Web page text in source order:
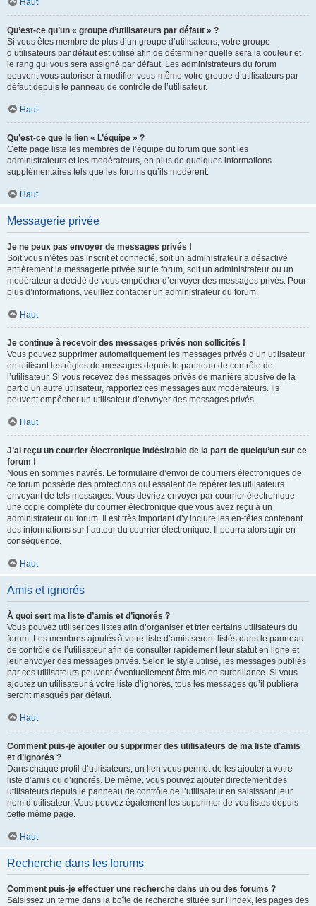
Haut
Qu’est-ce qu’un « groupe d’utilisateurs par défaut » ?
Si vous êtes membre de plus d’un groupe d’utilisateurs, votre groupe
d’utilisateurs par défaut est utilisé afin de déterminer quelle sera la couleur et
le rang qui vous sera assigné par défaut. Les administrateurs du forum
peuvent vous autoriser à modifier vous-même votre groupe d’utilisateurs par
défaut depuis le panneau de contrôle de l’utilisateur.
Haut
Qu’est-ce que le lien « L’équipe » ?
Cette page liste les membres de l’équipe du forum que sont les
administrateurs et les modérateurs, en plus de quelques informations
supplémentaires tels que les forums qu’ils modèrent.
Haut
Messagerie privée
Je ne peux pas envoyer de messages privés !
Soit vous n’êtes pas inscrit et connecté, soit un administrateur a désactivé
entièrement la messagerie privée sur le forum, soit un administrateur ou un
modérateur a décidé de vous empêcher d’envoyer des messages privés. Pour
plus d’informations, veuillez contacter un administrateur du forum.
Haut
Je continue à recevoir des messages privés non sollicités !
Vous pouvez supprimer automatiquement les messages privés d’un utilisateur
en utilisant les règles de messages depuis le panneau de contrôle de
l’utilisateur. Si vous recevez des messages privés de manière abusive de la
part d’un autre utilisateur, rapportez ces messages aux modérateurs. Ils
peuvent empêcher un utilisateur d’envoyer des messages privés.
Haut
J’ai reçu un courrier électronique indésirable de la part de quelqu’un sur ce
forum !
Nous en sommes navrés. Le formulaire d’envoi de courriers électroniques de
ce forum possède des protections qui essaient de repérer les utilisateurs
envoyant de tels messages. Vous devriez envoyer par courrier électronique
une copie complète du courrier électronique que vous avez reçu à un
administrateur du forum. Il est très important d’y inclure les en-têtes contenant
des informations sur l’auteur du courrier électronique. Il pourra alors agir en
conséquence.
Haut
Amis et ignorés
À quoi sert ma liste d’amis et d’ignorés ?
Vous pouvez utiliser ces listes afin d’organiser et trier certains utilisateurs du
forum. Les membres ajoutés à votre liste d’amis seront listés dans le panneau
de contrôle de l’utilisateur afin de consulter rapidement leur statut en ligne et
leur envoyer des messages privés. Selon le style utilisé, les messages publiés
par ces utilisateurs peuvent éventuellement être mis en surbrillance. Si vous
ajoutez un utilisateur à votre liste d’ignorés, tous les messages qu’il publiera
seront masqués par défaut.
Haut
Comment puis-je ajouter ou supprimer des utilisateurs de ma liste d’amis
et d’ignorés ?
Dans chaque profil d’utilisateurs, un lien vous permet de les ajouter à votre
liste d’amis ou d’ignorés. De même, vous pouvez ajouter directement des
utilisateurs depuis le panneau de contrôle de l’utilisateur en saisissant leur
nom d’utilisateur. Vous pouvez également les supprimer de vos listes depuis
cette même page.
Haut
Recherche dans les forums
Comment puis-je effectuer une recherche dans un ou des forums ?
Saisissez un terme dans la boîte de recherche située sur l’index, les pages des